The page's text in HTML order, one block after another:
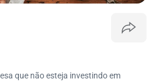
que não esteja investindo em